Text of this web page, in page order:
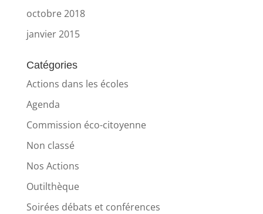
octobre 2018
janvier 2015
Catégories
Actions dans les écoles
Agenda
Commission éco-citoyenne
Non classé
Nos Actions
Outilthèque
Soirées débats et conférences